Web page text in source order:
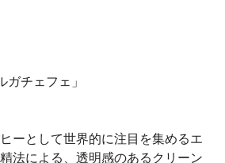
ガチェフェ」
ーとして世界的に注目を集めるエ
法による、透明感のあるクリーン